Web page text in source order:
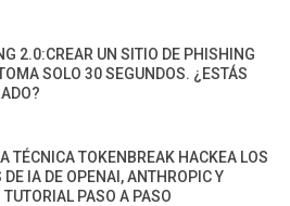
2.0:CREAR UN SITIO DE PHISHING
SOLO 30 SEGUNDOS. ¿ESTÁS
TÉCNICA TOKENBREAK HACKEA LOS
DE IA DE OPENAI, ANTHROPIC Y
PASO A PASO